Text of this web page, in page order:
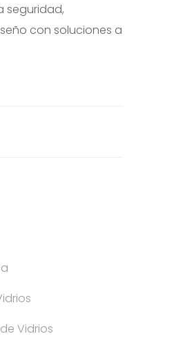
seguridad,
con soluciones a
Vidrios